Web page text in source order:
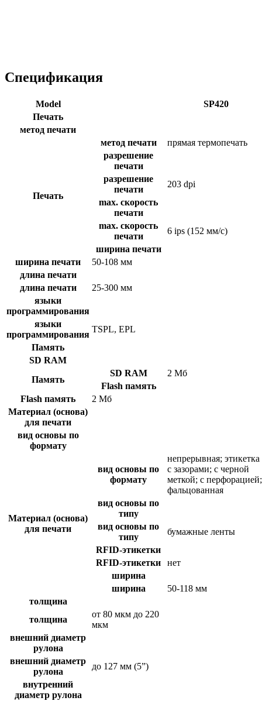
Спецификация
Model
SP420
Печать
метод печати
Печать
метод печати
прямая термопечать
разрешение
печати
разрешение
печати
203 dpi
max. скорость
печати
max. скорость
печати
6 ips (152 мм/с)
ширина печати
ширина печати
50-108 мм
длина печати
длина печати
25-300 мм
языки
программирования
языки
программирования
TSPL, EPL
Память
SD RAM
Память
SD RAM
2 Мб
Flash память
Flash память
2 Мб
Материал (основа)
для печати
вид основы по
формату
Материал (основа)
для печати
вид основы по
формату
непрерывная; этикетка
с зазорами; с черной
меткой; с перфорацией;
фальцованная
вид основы по
типу
вид основы по
типу
бумажные ленты
RFID-этикетки
RFID-этикетки
нет
ширина
ширина
50-118 мм
толщина
толщина
от 80 мкм до 220
мкм
внешний диаметр
рулона
внешний диаметр
рулона
до 127 мм (5”)
внутренний
диаметр рулона